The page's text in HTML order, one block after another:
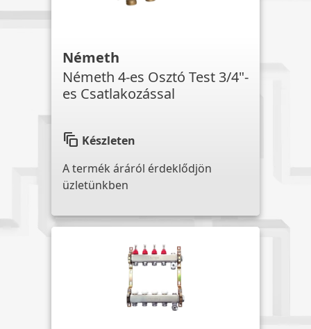
Németh
Németh 4-es Osztó Test 3/4"-
es Csatlakozással
auto_awesome_motion Készleten
A termék áráról érdeklődjön
üzletünkben